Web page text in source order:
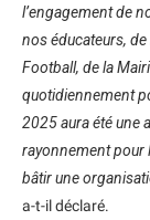
l’engagement de
nos éducateurs,
Football, de la
quotidiennement
2025 aura été une
rayonnement pour
bâtir une
a-t-il déclaré.